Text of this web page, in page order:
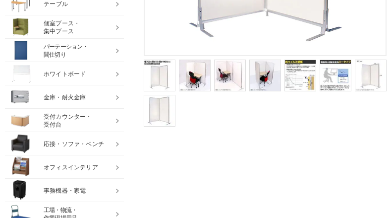
テーブル
個室ブース・
集中ブース
パーテーション・
間仕切り
ホワイトボード
金庫・耐火金庫
受付カウンター・
受付台
応接・ソファ・ベンチ
オフィスインテリア
事務機器・家電
工場・物流・